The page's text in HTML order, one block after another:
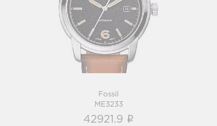
Fossil
ME3233
i
Fossil
ME3233
42921.9 i